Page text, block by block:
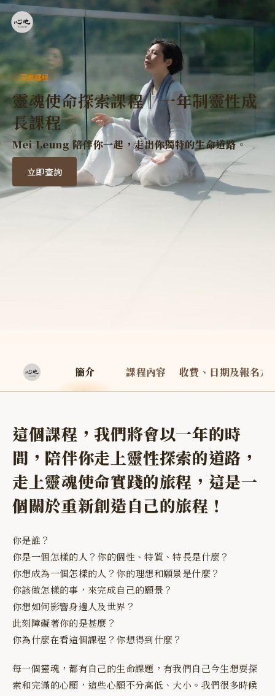
深度課程
靈魂使命探索課程｜一年制靈性成
長課程
Mei Leung 陪伴你一起，走出你獨特的生命道路。
立即查詢
簡介 課程內容 收費、日期及報名方
這個課程，我們將會以一年的時
間，陪伴你走上靈性探索的道路，
走上靈魂使命實踐的旅程，這是一
個關於重新創造自己的旅程！
你是誰？
你是一個怎樣的人？你的個性、特質、特長是什麼？
你想成為一個怎樣的人？你的理想和願景是什麼？
你該做怎樣的事，來完成自己的願景？
你想如何影響身邊人及世界？
此刻障礙著你的是甚麼？
你為什麼在看這個課程？你想得到什麼？
每一個靈魂，都有自己的生命課題，有我們自己今生想要探
索和完滿的心願，這些心願不分高低、大小。我們很多時候